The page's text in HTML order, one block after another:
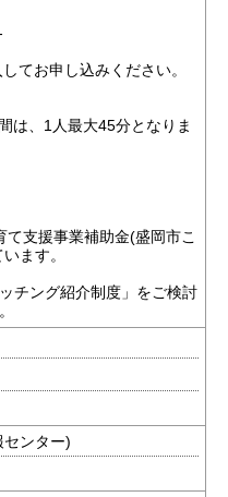
てお申し込みください。
は、1人最大45分となりま
支援事業補助金(盛岡市こ
ます。
チング紹介制度」をご検討
ンター)